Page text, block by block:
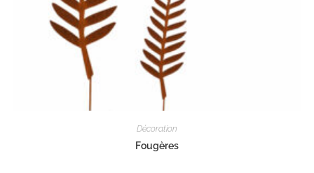
Décoration
Fougères